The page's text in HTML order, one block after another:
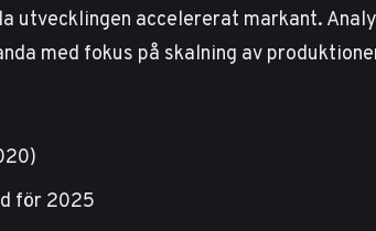
utvecklingen accelererat markant.
med fokus på skalning av
för 2025